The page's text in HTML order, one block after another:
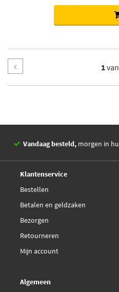
1van
Vandaag besteld, morgen in
Klantenservice
Bestellen
Betalen en geldzaken
Bezorgen
Retourneren
Mijn account
Algemeen